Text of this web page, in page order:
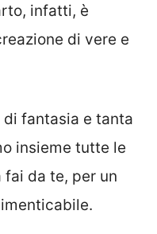
infatti, è
di vere e
di fantasia e tanta
insieme tutte le
da te, per un